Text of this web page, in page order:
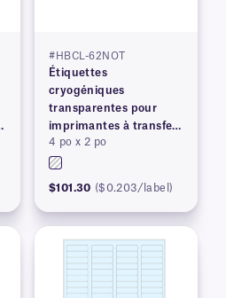
#HBCL-62NOT
Étiquettes
cryogéniques
transparentes pour
imprimantes à transfert
thermique
4 po x 2 po
$101.30 ($0.203/label)